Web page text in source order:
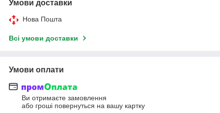
Умови доставки
Нова Пошта
Всі умови доставки
Умови оплати
Ви отримаєте замовлення
або гроші повернуться на вашу картку